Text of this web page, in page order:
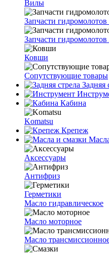
Вилы
Запчасти гидромолотов
Запчасти гидромолотов
Ковши
Сопутствующие товары
Задняя
Кабина
Komatsu
Крепеж
Аксессуары
Антифриз
Герметики
Масло гидравлическое
Масло моторное
Масло